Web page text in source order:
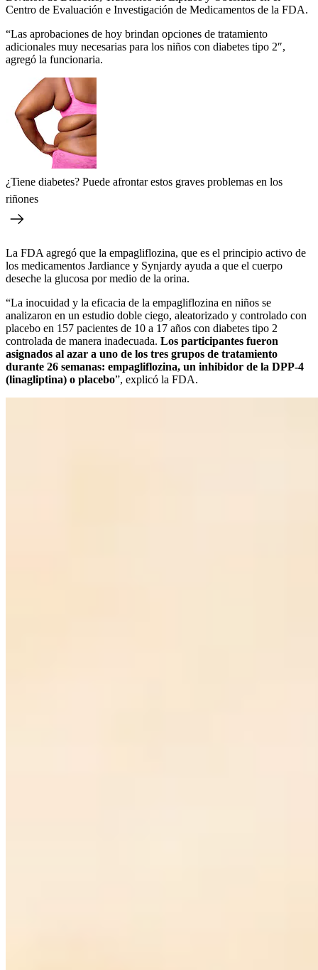
Centro de Evaluación e Investigación de Medicamentos de la FDA.
“Las aprobaciones de hoy brindan opciones de tratamiento
adicionales muy necesarias para los niños con diabetes tipo 2″,
agregó la funcionaria.
¿Tiene diabetes? Puede afrontar estos graves problemas en los
riñones
La FDA agregó que la empagliflozina, que es el principio activo de
los medicamentos Jardiance y Synjardy ayuda a que el cuerpo
deseche la glucosa por medio de la orina.
“La inocuidad y la eficacia de la empagliflozina en niños se
analizaron en un estudio doble ciego, aleatorizado y controlado con
placebo en 157 pacientes de 10 a 17 años con diabetes tipo 2
controlada de manera inadecuada. Los participantes fueron
asignados al azar a uno de los tres grupos de tratamiento
durante 26 semanas: empagliflozina, un inhibidor de la DPP-4
(linagliptina) o placebo”, explicó la FDA.